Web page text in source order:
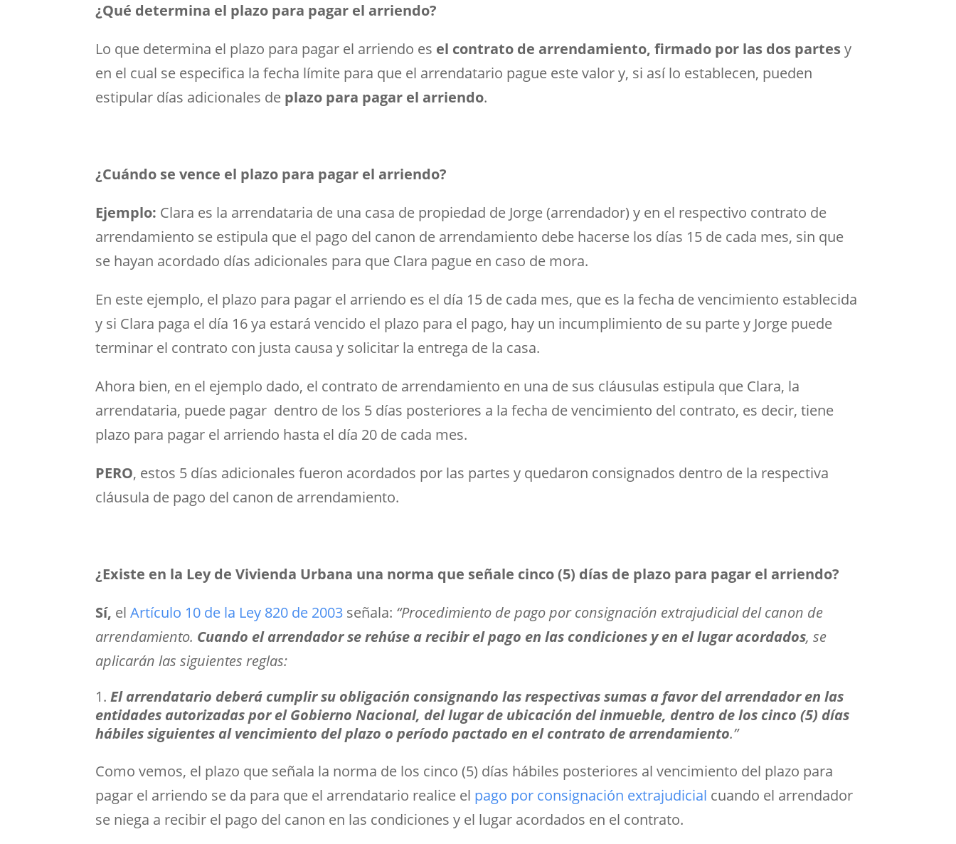
¿Qué determina el plazo para pagar el arriendo?
Lo que determina el plazo para pagar el arriendo es el contrato de arrendamiento, firmado por las dos partesy
en el cual se especifica la fecha límite para que el arrendatario pague este valor y, si así lo establecen, pueden
estipular días adicionales de plazo para pagar el arriendo.
¿Cuándo se vence el plazo para pagar el arriendo?
Ejemplo: Clara es la arrendataria de una casa de propiedad de Jorge (arrendador) y en el respectivo contrato de
arrendamiento se estipula que el pago del canon de arrendamiento debe hacerse los días 15 de cada mes, sin que
se hayan acordado días adicionales para que Clara pague en caso de mora.
En este ejemplo, el plazo para pagar el arriendo es el día 15 de cada mes, que es la fecha de vencimiento establecida
y si Clara paga el día 16 ya estará vencido el plazo para el pago, hay un incumplimiento de su parte y Jorge puede
terminar el contrato con justa causa y solicitar la entrega de la casa.
Ahora bien, en el ejemplo dado, el contrato de arrendamiento en una de sus cláusulas estipula que Clara, la
arrendataria, puede pagar dentro de los 5 días posteriores a la fecha de vencimiento del contrato, es decir, tiene
plazo para pagar el arriendo hasta el día 20 de cada mes.
PERO, estos 5 días adicionales fueron acordados por las partes y quedaron consignados dentro de la respectiva
cláusula de pago del canon de arrendamiento.
¿Existe en la Ley de Vivienda Urbana una norma que señale cinco (5) días de plazo para pagar el arriendo?
Sí, elArtículo 10 de la Ley 820 de 2003 señala: “Procedimiento de pago por consignación extrajudicial del canon de
arrendamiento. Cuando el arrendador se rehúse a recibir el pago en las condiciones y en el lugar acordados, se
aplicarán las siguientesreglas:
El arrendatario deberá cumplir su obligación consignando las respectivas sumas a favor del arrendador en las
entidades autorizadas por el Gobierno Nacional, del lugar de ubicación del inmueble, dentro de los cinco (5) días
hábiles siguientes al vencimiento del plazo o período pactado en el contrato de arrendamiento.”
Como vemos, el plazo que señala la norma de los cinco (5) días hábiles posteriores al vencimiento del plazo para
pagar el arriendo se da para que el arrendatario realice el pago por consignación extrajudicial cuando el arrendador
se niega a recibir el pago del canon en las condiciones y el lugar acordados en el contrato.